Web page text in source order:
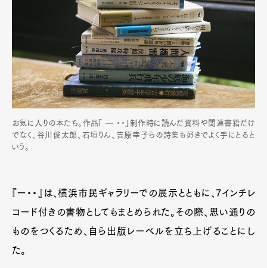
お気に入りの本たち。作品『 — ・・』制作時に読んだ資料や関連書籍だけ
でなく、谷川俊太郎、石垣りん、吉原幸子らの詩集も好きでよく手にとると
いう。
『ー・・』は、横浜市民ギャラリーでの展示とともに、7インチレ
コード付きの書物としてもまとめられた。その際、思い通りの
ものをつくるため、自ら出版レーベルを立ち上げることにし
た。